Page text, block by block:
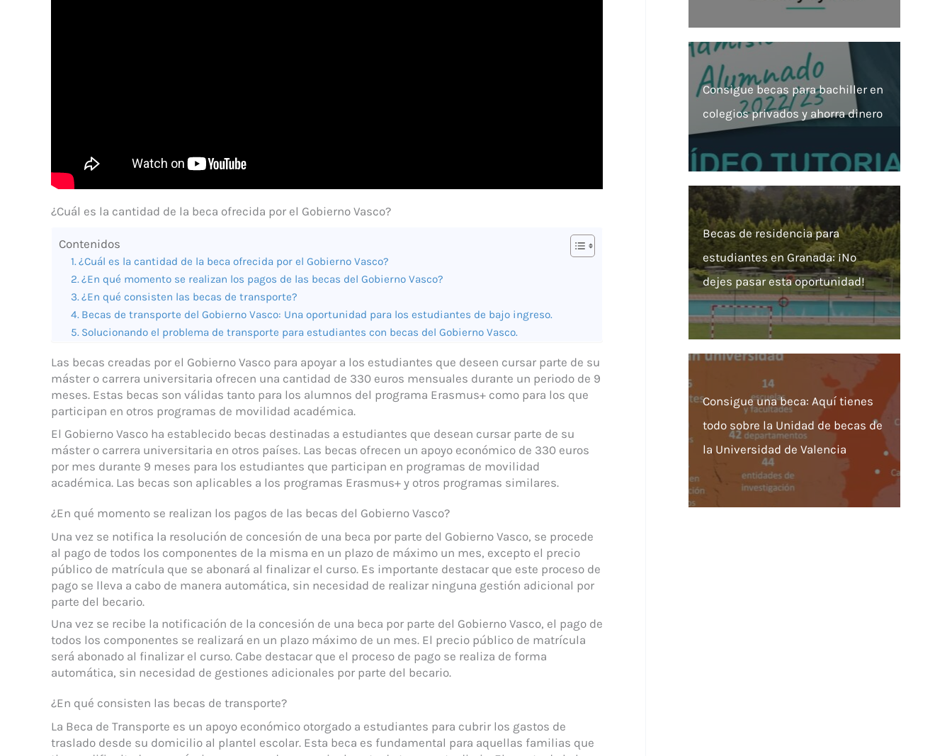
¿Cuál es la cantidad de la beca ofrecida por el Gobierno Vasco?
Contenidos
¿Cuál es la cantidad de la beca ofrecida por el Gobierno Vasco?
¿En qué momento se realizan los pagos de las becas del Gobierno Vasco?
¿En qué consisten las becas de transporte?
Becas de transporte del Gobierno Vasco: Una oportunidad para los estudiantes de bajo ingreso.
Solucionando el problema de transporte para estudiantes con becas del Gobierno Vasco.
Las becas creadas por el Gobierno Vasco para apoyar a los estudiantes que deseen cursar parte de su
máster o carrera universitaria ofrecen una cantidad de 330 euros mensuales durante un periodo de 9
meses. Estas becas son válidas tanto para los alumnos del programa Erasmus+ como para los que
participan en otros programas de movilidad académica.
El Gobierno Vasco ha establecido becas destinadas a estudiantes que desean cursar parte de su
máster o carrera universitaria en otros países. Las becas ofrecen un apoyo económico de 330 euros
por mes durante 9 meses para los estudiantes que participan en programas de movilidad
académica. Las becas son aplicables a los programas Erasmus+ y otros programas similares.
¿En qué momento se realizan los pagos de las becas del Gobierno Vasco?
Una vez se notifica la resolución de concesión de una beca por parte del Gobierno Vasco, se procede
al pago de todos los componentes de la misma en un plazo de máximo un mes, excepto el precio
público de matrícula que se abonará al finalizar el curso. Es importante destacar que este proceso de
pago se lleva a cabo de manera automática, sin necesidad de realizar ninguna gestión adicional por
parte del becario.
Una vez se recibe la notificación de la concesión de una beca por parte del Gobierno Vasco, el pago de
todos los componentes se realizará en un plazo máximo de un mes. El precio público de matrícula
será abonado al finalizar el curso. Cabe destacar que el proceso de pago se realiza de forma
automática, sin necesidad de gestiones adicionales por parte del becario.
¿En qué consisten las becas de transporte?
La Beca de Transporte es un apoyo económico otorgado a estudiantes para cubrir los gastos de
traslado desde su domicilio al plantel escolar. Esta beca es fundamental para aquellas familias que
Consigue becas para bachiller en
colegios privados y ahorra dinero
Becas de residencia para
estudiantes en Granada: ¡No
dejes pasar esta oportunidad!
Consigue una beca: Aquí tienes
todo sobre la Unidad de becas de
la Universidad de Valencia